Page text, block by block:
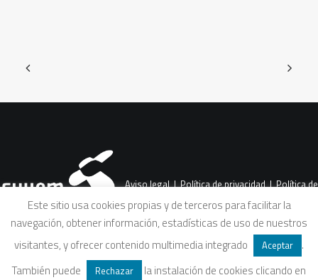
Aviso legal|Política de privacidad|Política de
Este sitio usa cookies propias y de terceros para facilitar la
navegación, obtener información, estadísticas de uso de nuestros
visitantes, y ofrecer contenido multimedia integrado
Aceptar
.
También puede
Rechazar la instalación de cookies clicando en